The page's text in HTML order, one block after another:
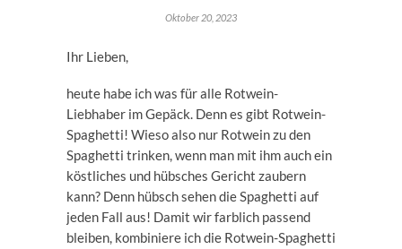
Oktober 20, 2023
Ihr Lieben,
heute habe ich was für alle Rotwein-
Liebhaber im Gepäck. Denn es gibt Rotwein-
Spaghetti! Wieso also nur Rotwein zu den
Spaghetti trinken, wenn man mit ihm auch ein
köstliches und hübsches Gericht zaubern
kann? Denn hübsch sehen die Spaghetti auf
jeden Fall aus! Damit wir farblich passend
bleiben, kombiniere ich die Rotwein-Spaghetti